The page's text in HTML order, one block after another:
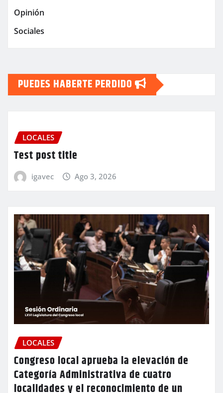
Opinión
Sociales
PUEDES HABERTE PERDIDO
LOCALES
Test post title
igavec Ago 3, 2026
LOCALES
Congreso local aprueba la elevación de
Categoría Administrativa de cuatro
localidades y el reconocimiento de un